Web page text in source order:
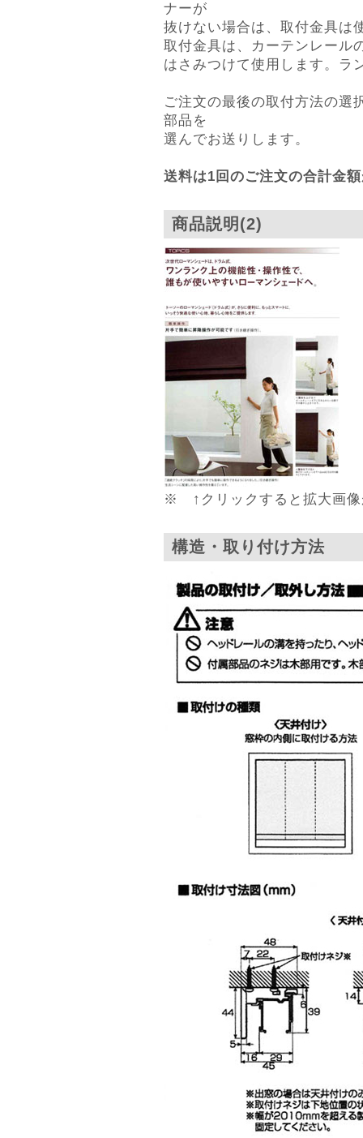
ナーが
抜けない場合は、取付金具は
取付金具は、カーテンレール
はさみつけて使用します。ラ
ご注文の最後の取付方法の選
部品を
選んでお送りします。
送料は1回のご注文の合計金
商品説明(2)
※ ↑クリックすると拡大画
構造・取り付け方法